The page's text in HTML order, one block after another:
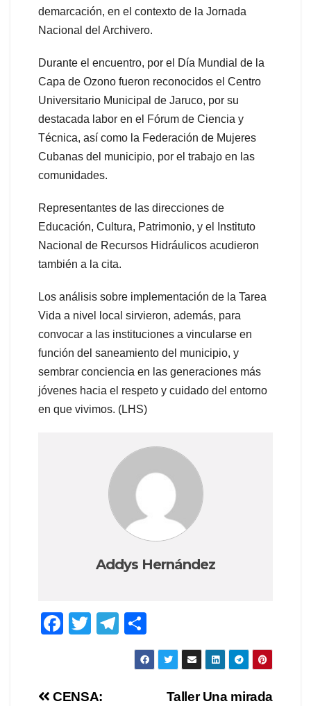
demarcación, en el contexto de la Jornada
Nacional del Archivero.
Durante el encuentro, por el Día Mundial de la
Capa de Ozono fueron reconocidos el Centro
Universitario Municipal de Jaruco, por su
destacada labor en el Fórum de Ciencia y
Técnica, así como la Federación de Mujeres
Cubanas del municipio, por el trabajo en las
comunidades.
Representantes de las direcciones de
Educación, Cultura, Patrimonio, y el Instituto
Nacional de Recursos Hidráulicos acudieron
también a la cita.
Los análisis sobre implementación de la Tarea
Vida a nivel local sirvieron, además, para
convocar a las instituciones a vincularse en
función del saneamiento del municipio, y
sembrar conciencia en las generaciones más
jóvenes hacia el respeto y cuidado del entorno
en que vivimos. (LHS)
Addys Hernández
F
e
T
er
T
el o
m
Taller Una mirada
CENSA: